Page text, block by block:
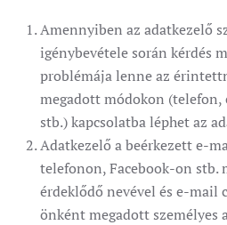
Amennyiben az adatkezelő
igénybevétele során kérdés
problémája lenne az
megadott módokon
stb.) kapcsolatba léphet az
Adatkezelő a beérkezett e-
telefonon, Facebook-on stb.
érdeklődő nevével és e-mail
önként megadott személyes